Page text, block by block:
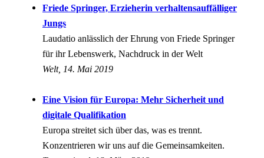
Friede Springer, Erzieherin verhaltensauffälliger
Jungs
Laudatio anlässlich der Ehrung von Friede Springer
für ihr Lebenswerk, Nachdruck in der Welt
Welt, 14. Mai 2019
Eine Vision für Europa: Mehr Sicherheit und
digitale Qualifikation
Europa streitet sich über das, was es trennt.
Konzentrieren wir uns auf die Gemeinsamkeiten.